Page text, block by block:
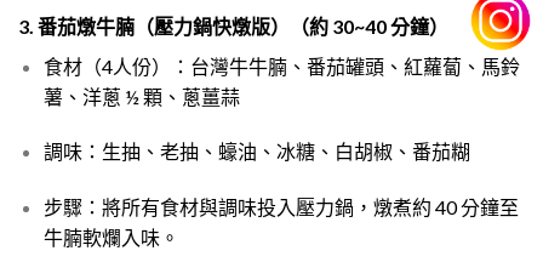
3. 番茄燉牛腩（壓力鍋快燉版）（約 30~40 分鐘）
食材（4人份）：台灣牛牛腩、番茄罐頭、紅蘿蔔、馬鈴
薯、洋蔥 ½ 顆、蔥薑蒜
調味：生抽、老抽、蠔油、冰糖、白胡椒、番茄糊
步驟：將所有食材與調味投入壓力鍋，燉煮約 40 分鐘至
牛腩軟爛入味。